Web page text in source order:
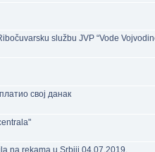
službu JVP “Vode
свој данак
na rekama u Srbiji 04.07.2019.